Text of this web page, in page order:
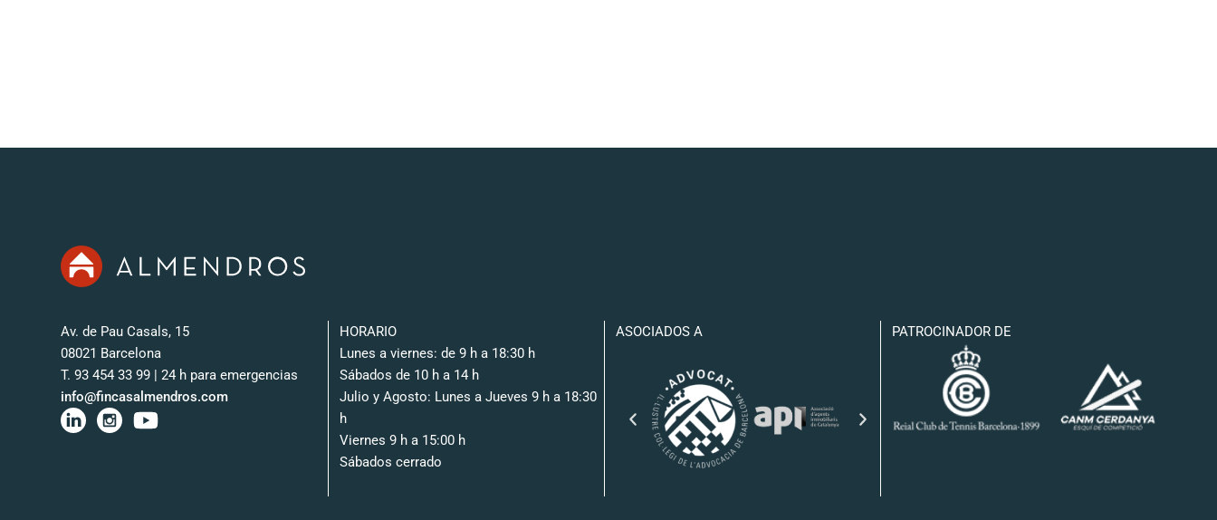
Av. de Pau Casals, 15
08021 Barcelona
T. 93 454 33 99 | 24 h para emergencias
info@fincasalmendros.com
HORARIO
Lunes a viernes: de 9 h a 18:30 h
Sábados de 10 h a 14 h
Julio y Agosto: Lunes a Jueves 9 h a 18:30
h
Viernes 9 h a 15:00 h
Sábados cerrado
ASOCIADOS A PATROCINADOR DE